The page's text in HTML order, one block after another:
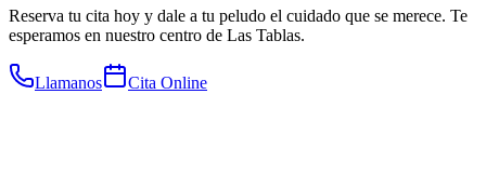
Reserva tu cita hoy y dale a tu peludo el cuidado que se merece. Te
esperamos en nuestro centro de Las Tablas.
Llamanos Cita Online